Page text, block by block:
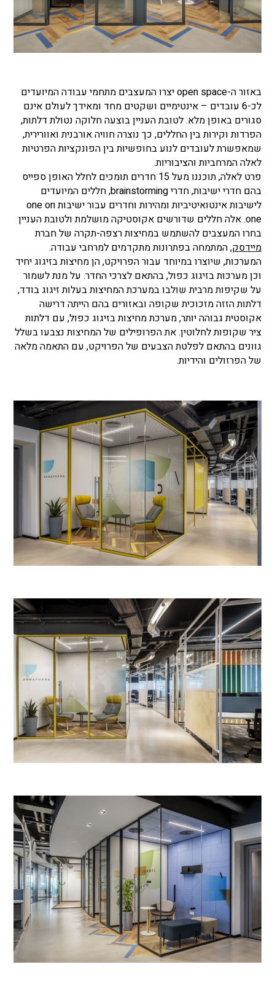
באזור ה-open space יצרו המעצבים מתחמי עבודה המיועדים
לכ-6 עובדים – אינטימיים ושקטים מחד ומאידך לעולם אינם
סגורים באופן מלא. לטובת העניין בוצעה חלוקה נטולת דלתות,
הפרדות וקירות בין החללים, כך נוצרה חוויה אורבנית ואוורירית,
שמאפשרת לעובדים לנוע בחופשיות בין הפונקציות הפרטיות
לאלה המרחביות והציבוריות.
פרט לאלה, תוכננו מעל 15 חדרים תומכים לחלל האופן ספייס
בהם חדרי ישיבות, חדרי brainstorming, חללים המיועדים
לישיבות אינטואיטיביות ומהירות וחדרים עבור ישיבות one on
one. אלה חללים שדורשים אקוסטיקה מושלמת ולטובת העניין
בחרו המעצבים להשתמש במחיצות רצפה-תקרה של חברת
מיידסק, המתמחה בפתרונות מתקדמים למרחבי עבודה.
המערכות, שיוצרו במיוחד עבור הפרויקט, הן מחיצות בזיגוג יחיד
וכן מערכות בזיגוג כפול, בהתאם לצרכי החדר. על מנת לשמור
על שקיפות מרבית שולבו במערכת המחיצות בעלות זיגוג בודד,
דלתות הזזה מזכוכית שקופה ובאזורים בהם הייתה דרישה
אקוסטית גבוהה יותר, מערכת מחיצות בזיגוג כפול, עם דלתות
ציר שקופות לחלוטין. את הפרופילים של המחיצות נצבעו בשלל
גוונים בהתאם לפלטת הצבעים של הפרויקט, עם התאמה מלאה
של הפרזולים והידיות.